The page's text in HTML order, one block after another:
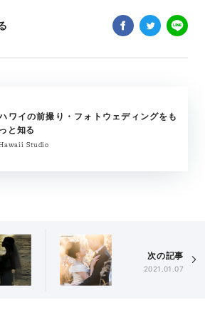
ワイの前撮り・フォトウェディングをも
っと知る
Studio
次の記事
2021.01.07